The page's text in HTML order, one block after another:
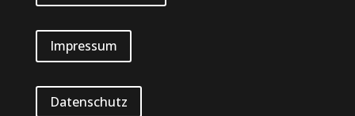
Impressum
Datenschutz